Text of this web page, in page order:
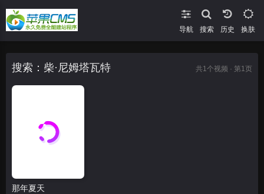
导航 搜索 换肤
搜索：柴·尼姆塔瓦特 共1 个视频 · 第1页
那年夏天